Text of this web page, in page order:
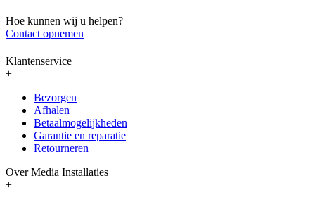
Hoe kunnen wij u helpen?
Contact opnemen
Klantenservice
+
Bezorgen
Afhalen
Betaalmogelijkheden
Garantie en reparatie
Retourneren
Over Media Installaties
+